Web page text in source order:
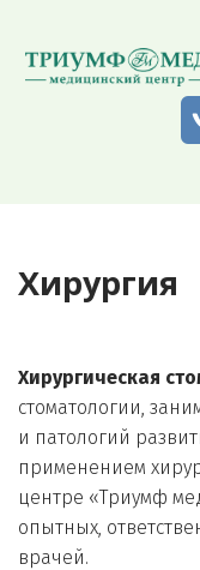
Хирургия
Хирургическая
стоматологии,
и патологий
применением
центре «Триумф
опытных,
врачей.